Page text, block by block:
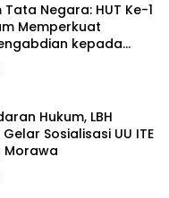
Negara: HUT Ke-1
Memperkuat
kepada
Hukum, LBH
Sosialisasi UU ITE
Morawa